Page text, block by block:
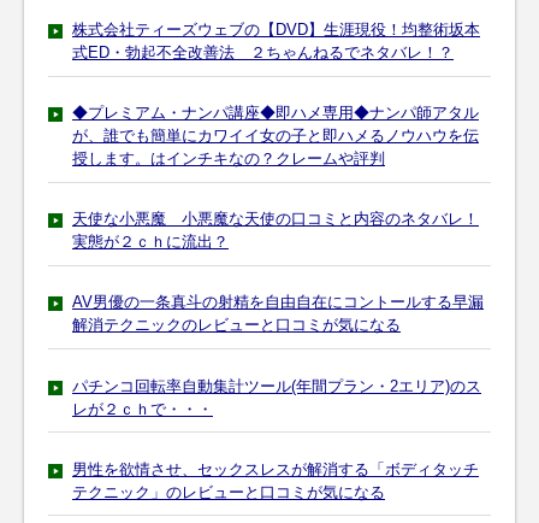
株式会社ティーズウェブの【DVD】生涯現役！均整術坂本
式ED・勃起不全改善法 ２ちゃんねるでネタバレ！？
◆プレミアム・ナンパ講座◆即ハメ専用◆ナンパ師アタル
が、誰でも簡単にカワイイ女の子と即ハメるノウハウを伝
授します。はインチキなの？クレームや評判
天使な小悪魔 小悪魔な天使の口コミと内容のネタバレ！
実態が２ｃｈに流出？
AV男優の一条真斗の射精を自由自在にコントールする早漏
解消テクニックのレビューと口コミが気になる
パチンコ回転率自動集計ツール(年間プラン・2エリア)のス
レが２ｃｈで・・・
男性を欲情させ、セックスレスが解消する「ボディタッチ
テクニック」のレビューと口コミが気になる